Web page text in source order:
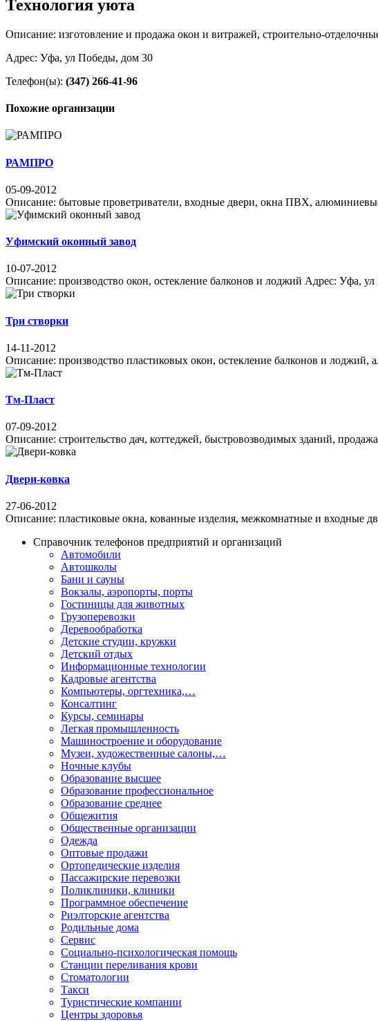
Технология уюта
Описание: изготовление и продажа окон и витражей, строительно-
Адрес: Уфа, ул Победы, дом 30
Телефон(ы): (347) 266-41-96
Похожие организации
РАМПРО
05-09-2012
Описание: бытовые проветриватели, входные двери, окна ПВХ,
Уфимский оконный завод
10-07-2012
Описание: производство окон, остекление балконов и лоджий Адрес: Уфа,
Три створки
14-11-2012
Описание: производство пластиковых окон, остекление балконов и
Тм-Пласт
07-09-2012
Описание: строительство дач, коттеджей, быстровозводимых зданий,
Двери-ковка
27-06-2012
Описание: пластиковые окна, кованные изделия, межкомнатные и входные
Справочник телефонов предприятий и организаций
Автомобили
Автошколы
Бани и сауны
Вокзалы, аэропорты, порты
Гостиницы для животных
Грузоперевозки
Деревообработка
Детские студии, кружки
Детский отдых
Информационные технологии
Кадровые агентства
Компьютеры, оргтехника,…
Консалтинг
Курсы, семинары
Легкая промышленность
Машиностроение и оборудование
Музеи, художественные салоны,…
Ночные клубы
Образование высшее
Образование профессиональное
Образование среднее
Общежития
Общественные организации
Одежда
Оптовые продажи
Ортопедические изделия
Пассажирские перевозки
Поликлиники, клиники
Программное обеспечение
Риэлторские агентства
Родильные дома
Сервис
Социально-психологическая помощь
Станции переливания крови
Стоматологии
Такси
Туристические компании
Центры здоровья